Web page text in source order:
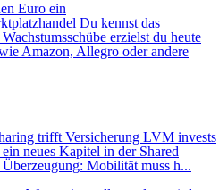
Euro ein
Du kennst das
erzielst du heute
Amazon, Allegro oder andere
trifft Versicherung LVM invests
neues Kapitel in der Shared
Mobilität muss h...